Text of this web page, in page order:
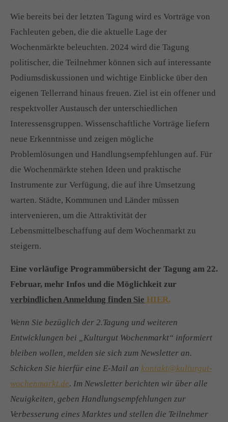
Drop us a line
info@yourdomain.com
About us
Lorem ipsum dolor sit amet, consectetuer adipiscing
elit.
Aenean commodo ligula eget dolor. Aenean massa.
Cum sociis natoque penatibus et magnis dis parturient
montes, nascetur ridiculus mus. Donec quam felis,
ultricies nec.
Wie bereits bei der letzten Tagung wird es Vorträge von
Fachleuten geben, die die aktuelle Lage der
Wochenmärkte beleuchten. 2024 wird die Tagung
politischer, die Teilnehmer können sich auf interessante
Podiumsdiskussionen und wichtige Einblicke über den
eigenen Tellerrand hinaus freuen. Ziel ist ein offener und
respektvoller Austausch der unterschiedlichen
Interessensgruppen. Wissenschaftliche Vorträge liefern
neue Erkenntnisse und zeigen mögliche
Problemlösungen und Handlungsempfehlungen auf. Für
die Wochenmärkte stehen Ideen und praktische
Instrumente zur Verfügung, die auf ihre Umsetzung
warten. Städte, Kommunen und Länder müssen
intervenieren, um die Attraktivität der
Lebensmittelbeschaffung auf dem Wochenmarkt zu
steigern.
Eine vorläufige Programmübersicht der Tagung am 22.
Februar, mehr Infos und die Möglichkeit zur
verbindlichen Anmeldung finden Sie HIER.
Wenn Sie bezüglich der 2.Tagung und weiteren
Entwicklungen bei „Kulturgut Wochenmarkt“ informiert
bleiben wollen, melden sie sich zum Newsletter an.
Schicken Sie hierfür eine E-Mail an kontakt@kulturgut-
wochenmarkt.de. Im Newsletter berichten wir über alle
Neuigkeiten, geben Handlungsempfehlungen zur
Verbesserung eines Marktes und stellen die Teilnehmer